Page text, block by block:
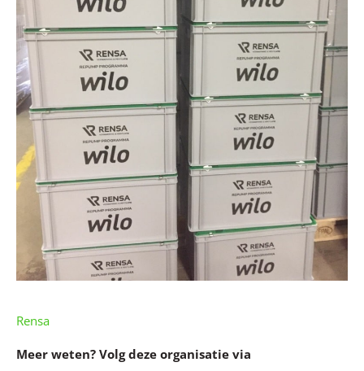
Rensa
Meer weten? Volg deze organisatie via